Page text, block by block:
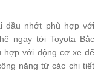
dầu nhớt phù hợp với
ngay tới Toyota Bắc
hợp với động cơ xe để
năng từ các chi tiết